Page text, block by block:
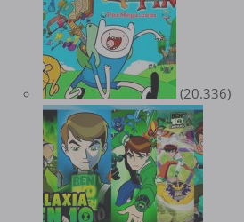
(20.336)